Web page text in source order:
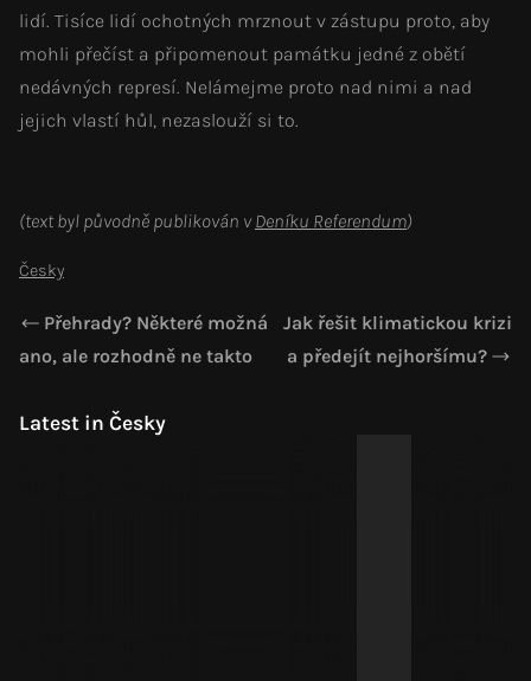
lidí. Tisíce lidí ochotných mrznout v zástupu proto, aby
mohli přečíst a připomenout památku jedné z obětí
nedávných represí. Nelámejme proto nad nimi a nad
jejich vlastí hůl, nezaslouží si to.
(text byl původně publikován vDeníku Referendum)
Česky
Přehrady? Některé možná
ano, ale rozhodně ne takto
Jak řešit klimatickou krizi
a předejít nejhoršímu?
Latest in Česky